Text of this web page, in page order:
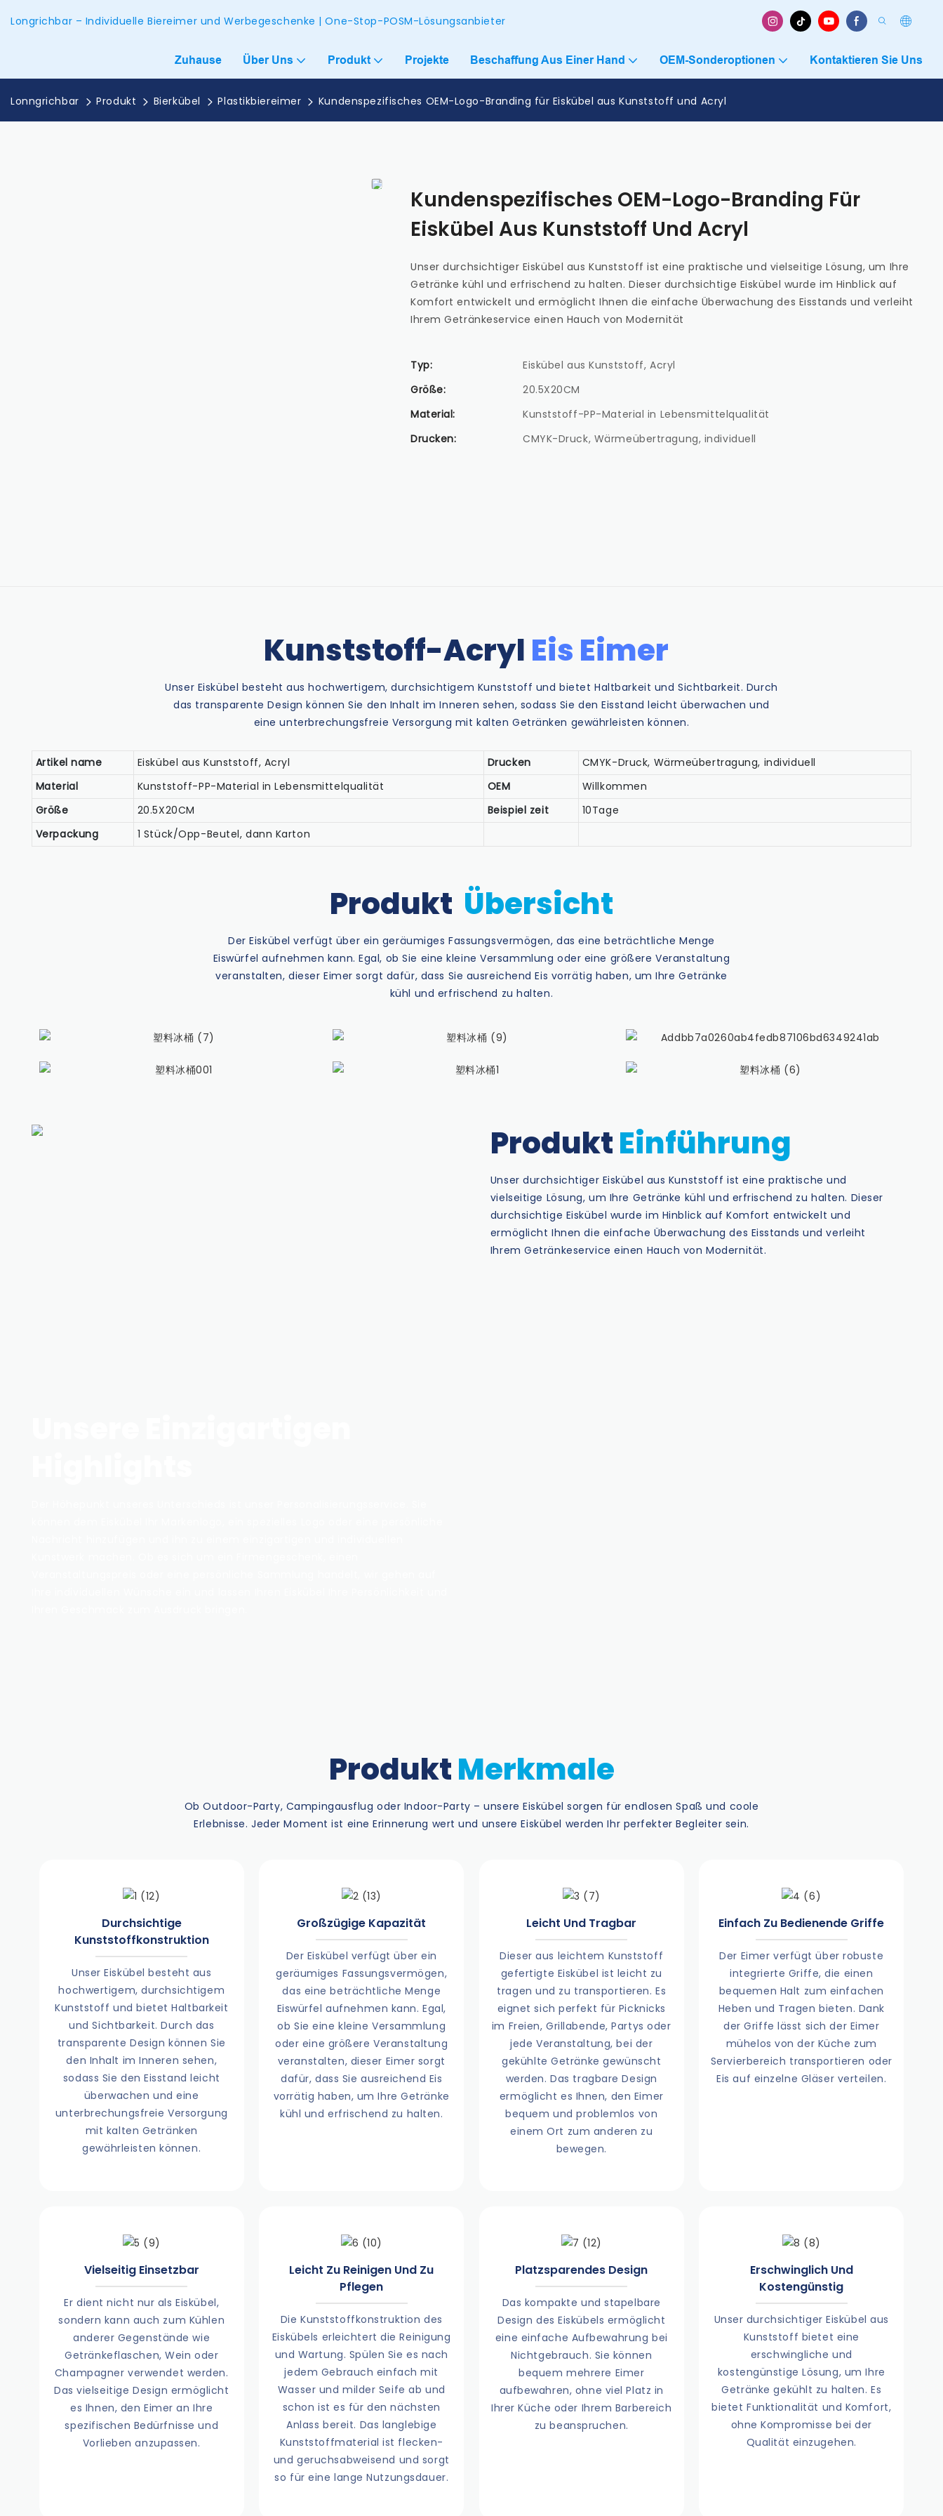
Longrichbar – Individuelle Biereimer und Werbegeschenke | One-Stop-POSM-Lösungsanbieter
Zuhause Über Uns Produkt Projekte Beschaffung Aus Einer Hand OEM-Sonderoptionen Kontaktieren Sie Uns
Lonngrichbar Produkt Bierkübel Plastikbiereimer Kundenspezifisches OEM-Logo-Branding für Eiskübel aus Kunststoff und Acryl
Kundenspezifisches OEM-Logo-Branding Für
Eiskübel Aus Kunststoff Und Acryl
Unser durchsichtiger Eiskübel aus Kunststoff ist eine praktische und vielseitige Lösung, um Ihre
Getränke kühl und erfrischend zu halten. Dieser durchsichtige Eiskübel wurde im Hinblick auf
Komfort entwickelt und ermöglicht Ihnen die einfache Überwachung des Eisstands und verleiht
Ihrem Getränkeservice einen Hauch von Modernität
Typ:
Eiskübel aus Kunststoff, Acryl
Größe:
20.5X20CM
Material:
Kunststoff-PP-Material in Lebensmittelqualität
Drucken:
CMYK-Druck, Wärmeübertragung, individuell
Kunststoff-Acryl Eis Eimer
Unser Eiskübel besteht aus hochwertigem, durchsichtigem Kunststoff und bietet Haltbarkeit und Sichtbarkeit. Durch
das transparente Design können Sie den Inhalt im Inneren sehen, sodass Sie den Eisstand leicht überwachen und
eine unterbrechungsfreie Versorgung mit kalten Getränken gewährleisten können.
Artikel name Eiskübel aus Kunststoff, Acryl Drucken
CMYK-Druck, Wärmeübertragung, individuell
Material
Kunststoff-PP-Material in Lebensmittelqualität OEM
Willkommen
Größe
20.5X20CM Beispiel zeit
10Tage
Verpackung
1 Stück/Opp-Beutel, dann Karton
Produkt Übersicht
Der Eiskübel verfügt über ein geräumiges Fassungsvermögen, das eine beträchtliche Menge
Eiswürfel aufnehmen kann. Egal, ob Sie eine kleine Versammlung oder eine größere Veranstaltung
veranstalten, dieser Eimer sorgt dafür, dass Sie ausreichend Eis vorrätig haben, um Ihre Getränke
kühl und erfrischend zu halten.
ProduktEinführung
Unser durchsichtiger Eiskübel aus Kunststoff ist eine praktische und
vielseitige Lösung, um Ihre Getränke kühl und erfrischend zu halten. Dieser
durchsichtige Eiskübel wurde im Hinblick auf Komfort entwickelt und
ermöglicht Ihnen die einfache Überwachung des Eisstands und verleiht
Ihrem Getränkeservice einen Hauch von Modernität.
ProduktMerkmale
Ob Outdoor-Party, Campingausflug oder Indoor-Party – unsere Eiskübel sorgen für endlosen Spaß und coole
Erlebnisse. Jeder Moment ist eine Erinnerung wert und unsere Eiskübel werden Ihr perfekter Begleiter sein.
Durchsichtige
Kunststoffkonstruktion
Unser Eiskübel besteht aus
hochwertigem, durchsichtigem
Kunststoff und bietet Haltbarkeit
und Sichtbarkeit. Durch das
transparente Design können Sie
den Inhalt im Inneren sehen,
sodass Sie den Eisstand leicht
überwachen und eine
unterbrechungsfreie Versorgung
mit kalten Getränken
gewährleisten können.
Großzügige Kapazität
Der Eiskübel verfügt über ein
geräumiges Fassungsvermögen,
das eine beträchtliche Menge
Eiswürfel aufnehmen kann. Egal,
ob Sie eine kleine Versammlung
oder eine größere Veranstaltung
veranstalten, dieser Eimer sorgt
dafür, dass Sie ausreichend Eis
vorrätig haben, um Ihre Getränke
kühl und erfrischend zu halten.
Leicht Und Tragbar
Dieser aus leichtem Kunststoff
gefertigte Eiskübel ist leicht zu
tragen und zu transportieren. Es
eignet sich perfekt für Picknicks
im Freien, Grillabende, Partys oder
jede Veranstaltung, bei der
gekühlte Getränke gewünscht
werden. Das tragbare Design
ermöglicht es Ihnen, den Eimer
bequem und problemlos von
einem Ort zum anderen zu
bewegen.
Einfach Zu Bedienende Griffe
Der Eimer verfügt über robuste
integrierte Griffe, die einen
bequemen Halt zum einfachen
Heben und Tragen bieten. Dank
der Griffe lässt sich der Eimer
mühelos von der Küche zum
Servierbereich transportieren oder
Eis auf einzelne Gläser verteilen.
Vielseitig Einsetzbar
Er dient nicht nur als Eiskübel,
sondern kann auch zum Kühlen
anderer Gegenstände wie
Getränkeflaschen, Wein oder
Champagner verwendet werden.
Das vielseitige Design ermöglicht
es Ihnen, den Eimer an Ihre
spezifischen Bedürfnisse und
Vorlieben anzupassen.
Leicht Zu Reinigen Und Zu
Pflegen
Die Kunststoffkonstruktion des
Eiskübels erleichtert die Reinigung
und Wartung. Spülen Sie es nach
jedem Gebrauch einfach mit
Wasser und milder Seife ab und
schon ist es für den nächsten
Anlass bereit. Das langlebige
Kunststoffmaterial ist flecken-
und geruchsabweisend und sorgt
so für eine lange Nutzungsdauer.
Platzsparendes Design
Das kompakte und stapelbare
Design des Eiskübels ermöglicht
eine einfache Aufbewahrung bei
Nichtgebrauch. Sie können
bequem mehrere Eimer
aufbewahren, ohne viel Platz in
Ihrer Küche oder Ihrem Barbereich
zu beanspruchen.
Erschwinglich Und
Kostengünstig
Unser durchsichtiger Eiskübel aus
Kunststoff bietet eine
erschwingliche und
kostengünstige Lösung, um Ihre
Getränke gekühlt zu halten. Es
bietet Funktionalität und Komfort,
ohne Kompromisse bei der
Qualität einzugehen.